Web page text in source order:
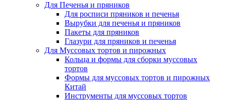
Для Печенья и пряников
Для росписи пряников и печенья
Вырубки для печенья и пряников
Пакеты для пряников
Глазури для пряников и печенья
Для Муссовых тортов и пирожных
Кольца и формы для сборки муссовых
тортов
Формы для муссовых тортов и пирожных
Китай
Инструменты для муссовых тортов